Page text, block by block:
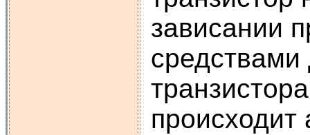
зависании
средствами
происходит